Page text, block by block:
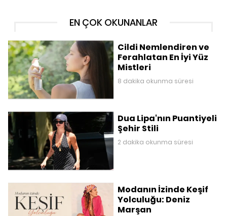
EN ÇOK OKUNANLAR
Cildi Nemlendiren ve
Ferahlatan En İyi Yüz
Mistleri
8 dakika okunma süresi
Dua Lipa'nın Puantiyeli
Şehir Stili
2 dakika okunma süresi
Modanın İzinde Keşif
Yolculuğu: Deniz
Marşan